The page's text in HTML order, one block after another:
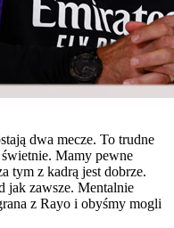
dwa mecze. To trudne
Mamy pewne
tym z kadrą jest dobrze.
jak zawsze. Mentalnie
z Rayo i obyśmy mogli